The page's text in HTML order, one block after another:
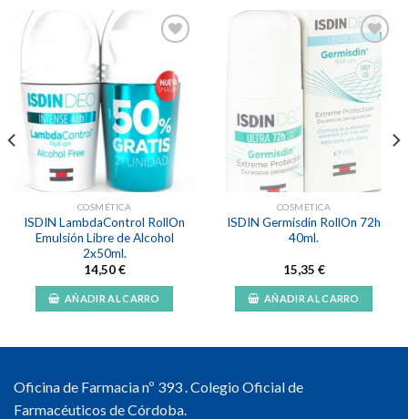
Añadir
a la
lista de
deseos
COSMÉTICA
ISDIN LambdaControl RollOn
Emulsión Libre de Alcohol
2x50ml.
14,50€
AÑADIR AL CARRO
Añadir
a la
lista de
deseos
COSMÉTICA
ISDIN Germisdin RollOn 72h
40ml.
15,35 €
AÑADIR AL CARRO
Oficina de Farmacia nº 393 . Colegio Oficial de
Farmacéuticos de Córdoba.